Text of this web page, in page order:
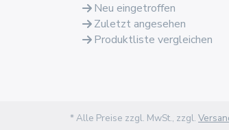
Neu eingetroffen
Zuletzt angesehen
Produktliste vergleichen
* Alle Preise zzgl. MwSt., zzgl.